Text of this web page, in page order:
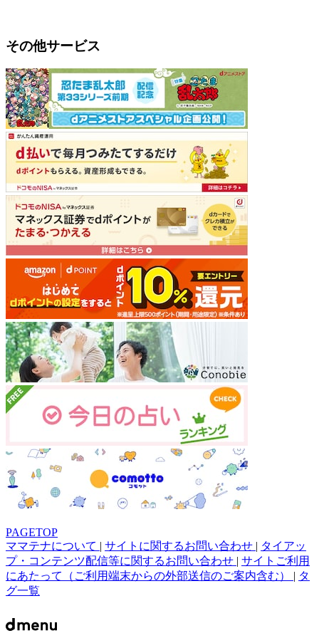
その他サービス
PAGETOP
ママテナについて | サイトに関するお問い合わせ | タイアッ
プ・コンテンツ配信等に関するお問い合わせ | サイトご利用
にあたって（ご利用端末からの外部送信のご案内含む） | タ
グ一覧